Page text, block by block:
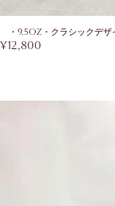
・9.5oz・クラシックデ
¥12,800